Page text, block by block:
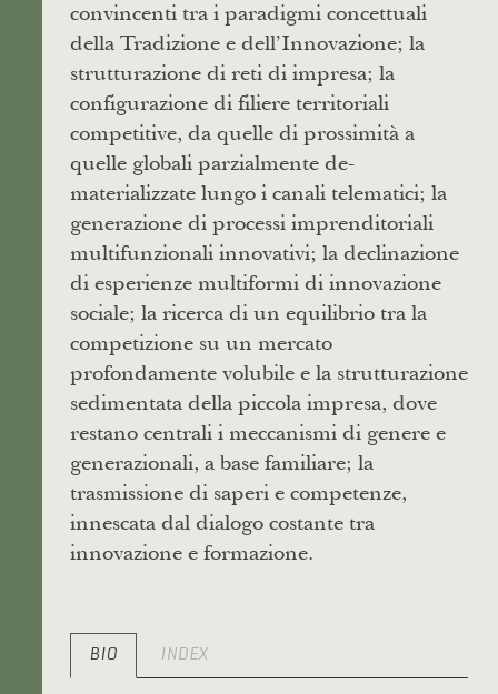
convincenti tra i paradigmi concettuali
della Tradizione e dell’Innovazione; la
strutturazione di reti di impresa; la
configurazione di filiere territoriali
competitive, da quelle di prossimità a
quelle globali parzialmente de-
materializzate lungo i canali telematici; la
generazione di processi imprenditoriali
multifunzionali innovativi; la declinazione
di esperienze multiformi di innovazione
sociale; la ricerca di un equilibrio tra la
competizione su un mercato
profondamente volubile e la strutturazione
sedimentata della piccola impresa, dove
restano centrali i meccanismi di genere e
generazionali, a base familiare; la
trasmissione di saperi e competenze,
innescata dal dialogo costante tra
innovazione e formazione.
BIO INDEX